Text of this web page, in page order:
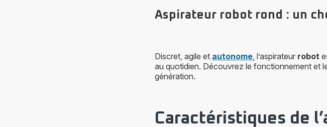
Aspirateur robot rond : un
Discret, agile et autonome, l’aspirateur robot
au quotidien. Découvrez le fonctionnement et
génération.
Caractéristiques de